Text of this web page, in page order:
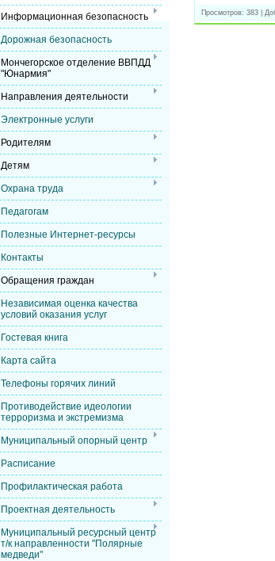
Информационная безопасность
Дорожная безопасность
Мончегорское отделение ВВПДД
"Юнармия"
Направления деятельности
Электронные услуги
Родителям
Детям
Охрана труда
Педагогам
Полезные Интернет-ресурсы
Контакты
Обращения граждан
Независимая оценка качества
условий оказания услуг
Гостевая книга
Карта сайта
Телефоны горячих линий
Противодействие идеологии
терроризма и экстремизма
Муниципальный опорный центр
Расписание
Профилактическая работа
Проектная деятельность
Муниципальный ресурсный центр
т/к направленности "Полярные
медведи"
Просмотров: 383